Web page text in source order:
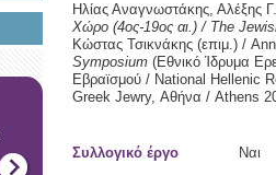
Ηλίας Αναγνωστάκης, Αλέξης
Χώρο (4ος-19ος αι.) / The
Κώστας Τσικνάκης (επιμ.) /
Symposium (Εθνικό Ίδρυμα
Εβραϊσμού / National Hellenic
Greek Jewry, Αθήνα / Athens
Συλλογικό έργο Ναι